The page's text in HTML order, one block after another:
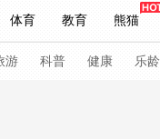
体育 教育 熊猫
妙语 热解读 天天学习
持人 下载央视影音
游 科普 健康 乐龄